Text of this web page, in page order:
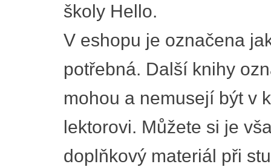
školy Hello.
V eshopu je označena
potřebná. Další knihy
mohou a nemusejí být v
lektorovi. Můžete si je
doplňkový materiál při